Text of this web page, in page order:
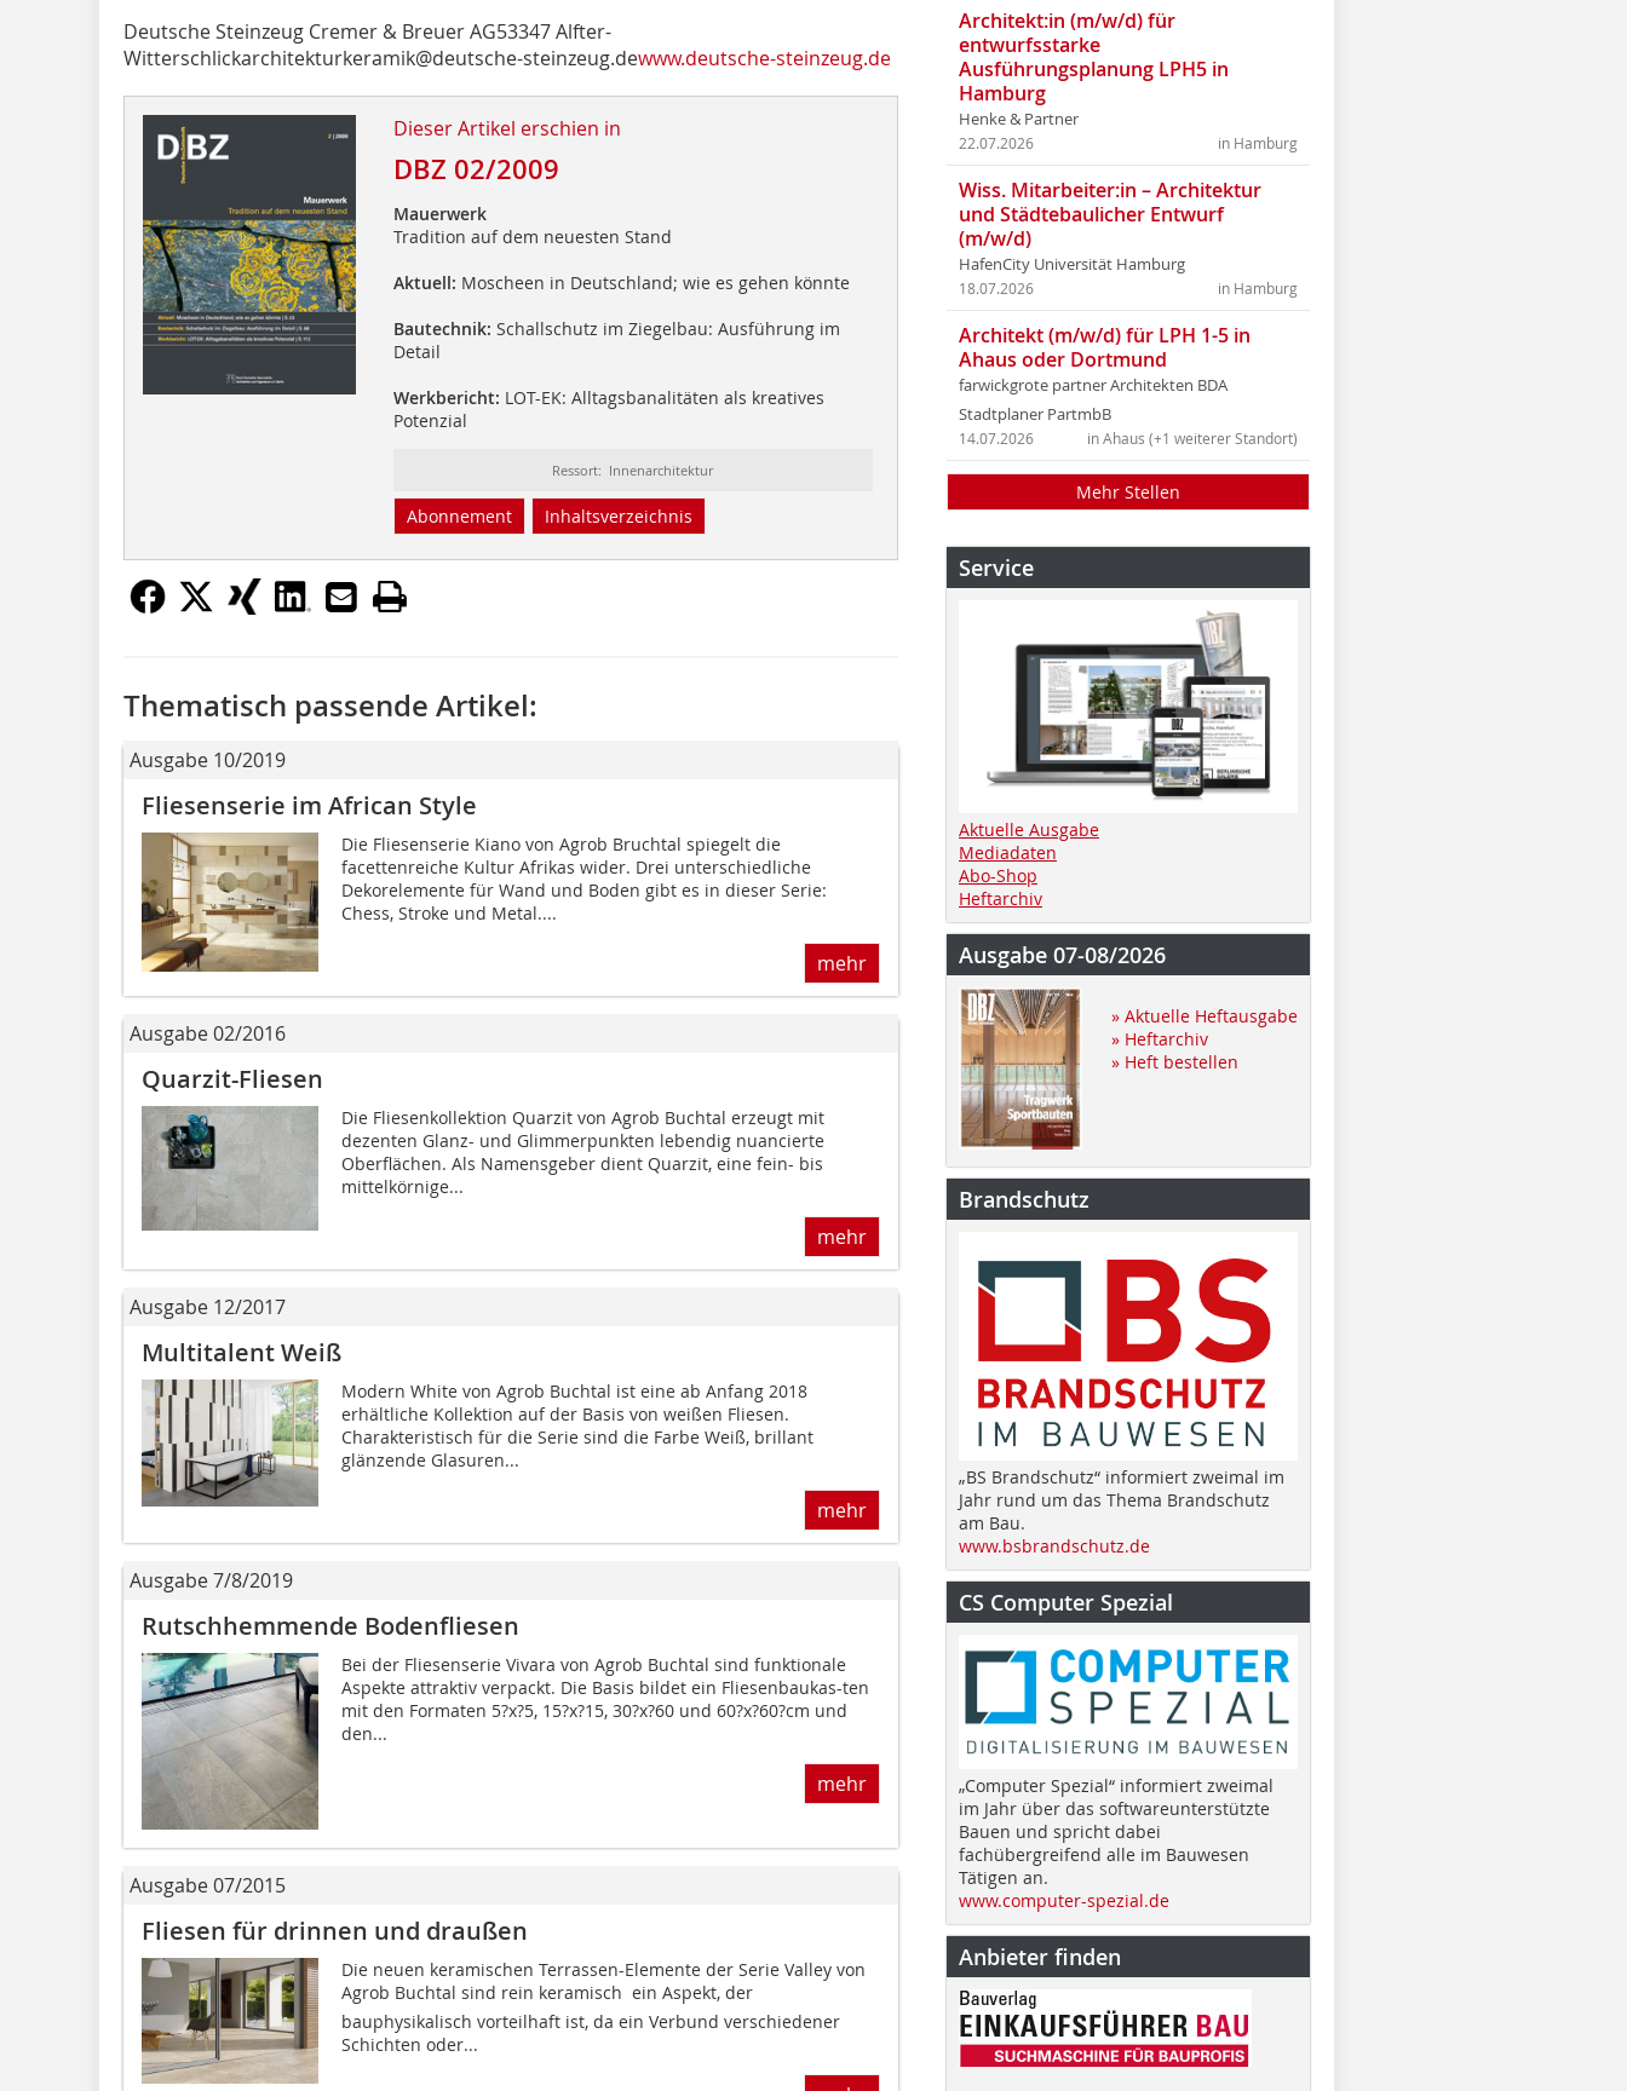
Deutsche Steinzeug Cremer & Breuer AG53347 Alfter-
Witterschlickarchitekturkeramik@deutsche-steinzeug.dewww.deutsche-steinzeug.de
Dieser Artikel erschien in
DBZ 02/2009
Mauerwerk
Tradition auf dem neuesten Stand
Aktuell: Moscheen in Deutschland; wie es gehen könnte
Bautechnik: Schallschutz im Ziegelbau: Ausführung im
Detail
Werkbericht: LOT-EK: Alltagsbanalitäten als kreatives
Potenzial
Ressort: Innenarchitektur
Abonnement Inhaltsverzeichnis
Thematisch passende Artikel:
Ausgabe 10/2019
Fliesenserie im African Style
Die Fliesenserie Kiano von Agrob Bruchtal spiegelt die
facettenreiche Kultur Afrikas wider. Drei unterschiedliche
Dekorelemente für Wand und Boden gibt es in dieser Serie:
Chess, Stroke und Metal....
mehr
Ausgabe 02/2016
Quarzit-Fliesen
Die Fliesenkollektion Quarzit von Agrob Buchtal erzeugt mit
dezenten Glanz- und Glimmerpunkten lebendig nuancierte
Oberflächen. Als Namensgeber dient Quarzit, eine fein- bis
mittelkörnige...
mehr
Ausgabe 12/2017
Multitalent Weiß
Modern White von Agrob Buchtal ist eine ab Anfang 2018
erhältliche Kollektion auf der Basis von weißen Fliesen.
Charakteristisch für die Serie sind die Farbe Weiß, brillant
glänzende Glasuren...
mehr
Ausgabe 7/8/2019
Rutschhemmende Bodenfliesen
Bei der Fliesenserie Vivara von Agrob Buchtal sind funktionale
Aspekte attraktiv verpackt. Die Basis bildet ein Fliesenbaukas-ten
mit den Formaten 5?x?5, 15?x?15, 30?x?60 und 60?x?60?cm und
den...
mehr
Ausgabe 07/2015
Fliesen für drinnen und draußen
Die neuen keramischen Terrassen-Elemente der Serie Valley von
Agrob Buchtal sind rein keramisch  ein Aspekt, der
bauphysikalisch vorteilhaft ist, da ein Verbund verschiedener
Schichten oder...
Architekt:in (m/w/d) für
entwurfsstarke
Ausführungsplanung LPH5 in
Hamburg
Henke & Partner
in Hamburg
22.07.2026
Wiss. Mitarbeiter:in – Architektur
und Städtebaulicher Entwurf
(m/w/d)
HafenCity Universität Hamburg
in Hamburg
18.07.2026
Architekt (m/w/d) für LPH 1-5 in
Ahaus oder Dortmund
farwickgrote partner Architekten BDA
Stadtplaner PartmbB
in Ahaus (+1 weiterer Standort)
14.07.2026
Mehr Stellen
Service
Aktuelle Ausgabe
Mediadaten
Abo-Shop
Heftarchiv
Ausgabe 07-08/2026
» Aktuelle Heftausgabe
» Heftarchiv
» Heft bestellen
Brandschutz
„BS Brandschutz“ informiert zweimal im
Jahr rund um das Thema Brandschutz
am Bau.
www.bsbrandschutz.de
CS Computer Spezial
„Computer Spezial“ informiert zweimal
im Jahr über das softwareunterstützte
Bauen und spricht dabei
fachübergreifend alle im Bauwesen
Tätigen an.
www.computer-spezial.de
Anbieter finden